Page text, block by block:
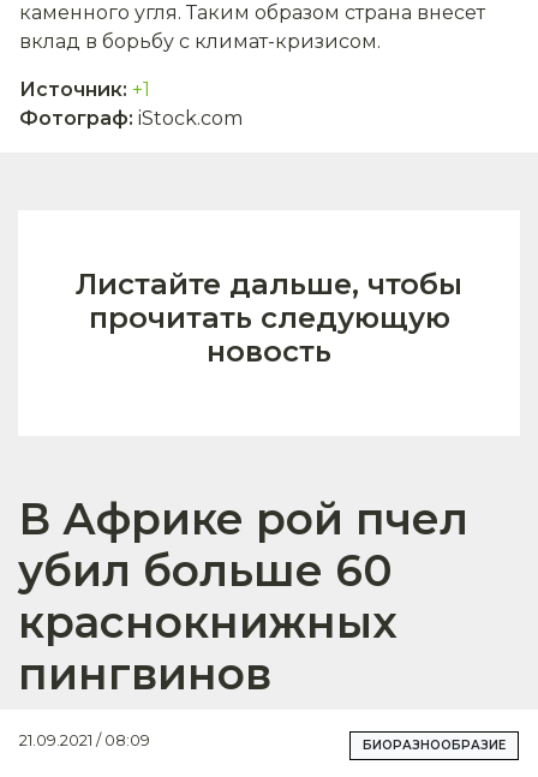
каменного угля. Таким образом страна внесет
вклад в борьбу с климат-кризисом.
Источник: +1
Фотограф: iStock.com
Листайте дальше, чтобы
прочитать следующую
новость
В Африке рой пчел
убил больше 60
краснокнижных
пингвинов
21.09.2021 / 08:09 БИОРАЗНООБРАЗИЕ